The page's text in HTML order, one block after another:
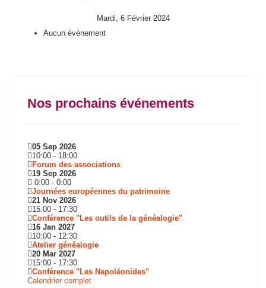
Mardi, 6 Février 2024
Aucun évènement
Nos prochains événements
05 Sep 2026
10:00 - 18:00
Forum des associations
19 Sep 2026
0:00 - 0:00
Journées européennes du patrimoine
21 Nov 2026
15:00 - 17:30
Conférence "Les outils de la généalogie"
16 Jan 2027
10:00 - 12:30
Atelier généalogie
20 Mar 2027
15:00 - 17:30
Conférence "Les Napoléonides"
Calendrier complet